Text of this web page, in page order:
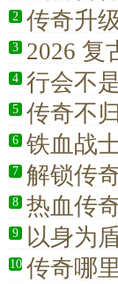
2 传奇升
3
2026 复
宝进阶玩
流程玩家
4 行会不
5 传奇不
6 铁血战
仰
7 解锁传
8 热血传
9
以身为
的战斗信
10 传奇哪